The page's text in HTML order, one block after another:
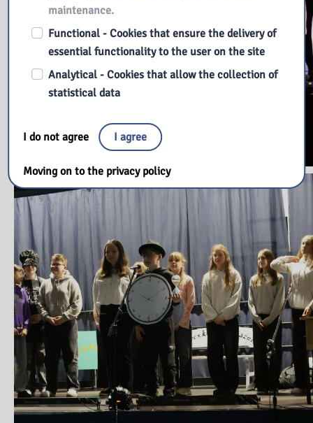
maintenance.
Functional - Cookies that ensure the delivery of
essential functionality to the user on the site
Analytical - Cookies that allow the collection of
statistical data
I do not agree I agree
Moving on to the privacy policy